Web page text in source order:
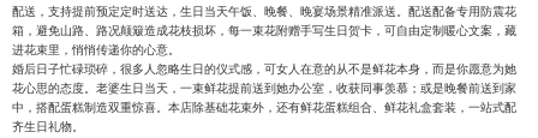
配送，支持提前预定定时送达，生日当天午饭、晚餐、晚宴场景精准派送。配送配备专用防震花
箱，避免山路、路况颠簸造成花枝损坏，每一束花附赠手写生日贺卡，可自由定制暖心文案，藏
进花束里，悄悄传递你的心意。
婚后日子忙碌琐碎，很多人忽略生日的仪式感，可女人在意的从不是鲜花本身，而是你愿意为她
花心思的态度。老婆生日当天，一束鲜花提前送到她办公室，收获同事羡慕；或是晚餐前送到家
中，搭配蛋糕制造双重惊喜。本店除基础花束外，还有鲜花蛋糕组合、鲜花礼盒套装，一站式配
齐生日礼物。